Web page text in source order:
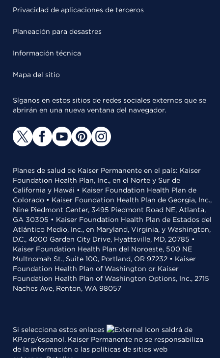
Privacidad de aplicaciones de terceros
Planeación para desastres
Información técnica
Mapa del sitio
Síganos en estos sitios de redes sociales externos que se
abrirán en una nueva ventana del navegador.
Planes de salud de Kaiser Permanente en el país: Kaiser
Foundation Health Plan, Inc., en el Norte y Sur de
California y Hawái • Kaiser Foundation Health Plan de
Colorado • Kaiser Foundation Health Plan de Georgia, Inc.,
Nine Piedmont Center, 3495 Piedmont Road NE, Atlanta,
GA 30305 • Kaiser Foundation Health Plan de Estados del
Atlántico Medio, Inc., en Maryland, Virginia, y Washington,
D.C., 4000 Garden City Drive, Hyattsville, MD, 20785 •
Kaiser Foundation Health Plan del Noroeste, 500 NE
Multnomah St., Suite 100, Portland, OR 97232 • Kaiser
Foundation Health Plan of Washington or Kaiser
Foundation Health Plan of Washington Options, Inc., 2715
Naches Ave, Renton, WA 98057
Si selecciona estos enlaces
saldrá de
KP.org/espanol. Kaiser Permanente no se responsabiliza
de la información o las políticas de sitios web